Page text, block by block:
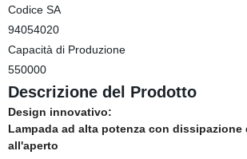
Codice SA
94054020
Capacità di Produzione
550000
Descrizione del Prodotto
Design innovativo:
Lampada ad alta potenza con
all'aperto